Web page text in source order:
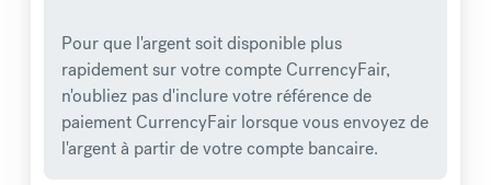
Pour que l'argent soit disponible plus
rapidement sur votre compte CurrencyFair,
n'oubliez pas d'inclure votre référence de
paiement CurrencyFair lorsque vous envoyez de
l'argent à partir de votre compte bancaire.